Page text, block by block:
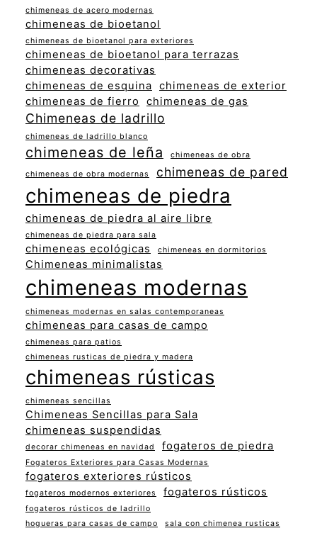
chimeneas de acero modernas
chimeneas de bioetanol
chimeneas de bioetanol para exteriores
chimeneas de bioetanol para terrazas
chimeneas decorativas
chimeneas de esquina
chimeneas de exterior
chimeneas de fierro
chimeneas de gas
Chimeneas de ladrillo
chimeneas de ladrillo blanco
chimeneas de leña chimeneas de obra
chimeneas de obra modernas chimeneas de pared
chimeneas de piedra
chimeneas de piedra al aire libre
chimeneas de piedra para sala
chimeneas ecológicas chimeneas en dormitorios
Chimeneas minimalistas
chimeneas modernas
chimeneas modernas en salas contemporaneas
chimeneas para casas de campo
chimeneas para patios
chimeneas rusticas de piedra y madera
chimeneas rústicas
chimeneas sencillas
Chimeneas Sencillas para Sala
chimeneas suspendidas
decorar chimeneas en navidad fogateros de piedra
Fogateros Exteriores para Casas Modernas
fogateros exteriores rústicos
fogateros modernos exteriores fogateros rústicos
fogateros rústicos de ladrillo
hogueras para casas de campo
sala con chimenea rusticas